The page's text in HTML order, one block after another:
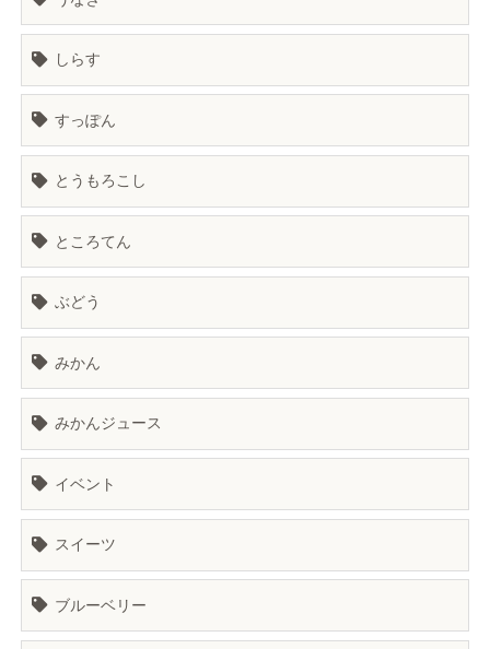
しらす
すっぽん
とうもろこし
ところてん
ぶどう
みかん
みかんジュース
イベント
スイーツ
ブルーベリー